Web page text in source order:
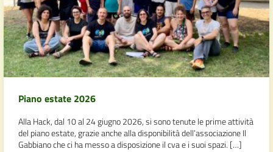
Piano estate 2026
Alla Hack, dal 10 al 24 giugno 2026, si sono tenute le prime attività
del piano estate, grazie anche alla disponibilità dell’associazione Il
Gabbiano che ci ha messo a disposizione il cva e i suoi spazi. […]